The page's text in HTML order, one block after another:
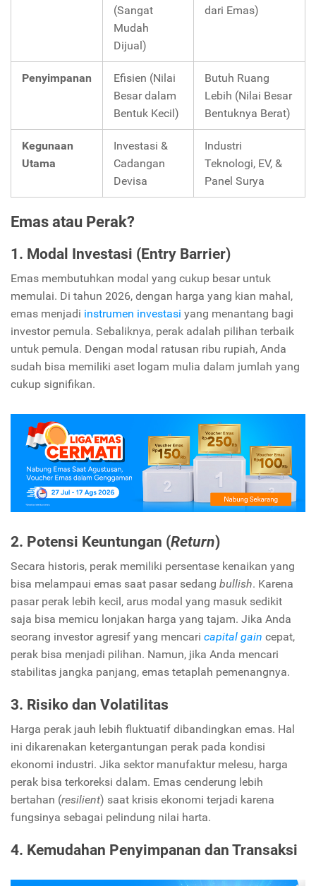
(Sangat
Mudah
Dijual)
dari Emas)
Penyimpanan
Efisien (Nilai
Besar dalam
Bentuk Kecil)
Butuh Ruang
Lebih (Nilai Besar
Bentuknya Berat)
Kegunaan
Utama
Investasi &
Cadangan
Devisa
Industri
Teknologi, EV, &
Panel Surya
Emas atau Perak?
1. Modal Investasi (Entry Barrier)
Emas membutuhkan modal yang cukup besar untuk
memulai. Di tahun 2026, dengan harga yang kian mahal,
emas menjadi instrumen investasi yang menantang bagi
investor pemula. Sebaliknya, perak adalah pilihan terbaik
untuk pemula. Dengan modal ratusan ribu rupiah, Anda
sudah bisa memiliki aset logam mulia dalam jumlah yang
cukup signifikan.
2. Potensi Keuntungan (Return)
Secara historis, perak memiliki persentase kenaikan yang
bisa melampaui emas saat pasar sedang bullish. Karena
pasar perak lebih kecil, arus modal yang masuk sedikit
saja bisa memicu lonjakan harga yang tajam. Jika Anda
seorang investor agresif yang mencari capital gain cepat,
perak bisa menjadi pilihan. Namun, jika Anda mencari
stabilitas jangka panjang, emas tetaplah pemenangnya.
3. Risiko dan Volatilitas
Harga perak jauh lebih fluktuatif dibandingkan emas. Hal
ini dikarenakan ketergantungan perak pada kondisi
ekonomi industri. Jika sektor manufaktur melesu, harga
perak bisa terkoreksi dalam. Emas cenderung lebih
bertahan (resilient) saat krisis ekonomi terjadi karena
fungsinya sebagai pelindung nilai harta.
4. Kemudahan Penyimpanan dan Transaksi